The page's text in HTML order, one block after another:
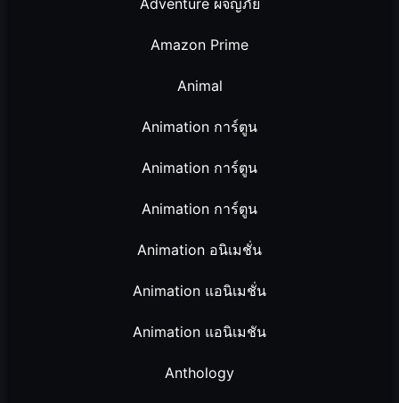
Adventure ผจญภัย
Amazon Prime
Animal
Animation การ์ตูน
Animation การ์ตูน
Animation การ์ตูน
Animation อนิเมชั่น
Animation แอนิเมชั่น
Animation แอนิเมชัน
Anthology